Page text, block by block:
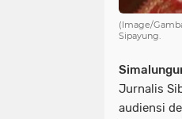
(Image/
Sipayung.
Jurnalis
audiensi